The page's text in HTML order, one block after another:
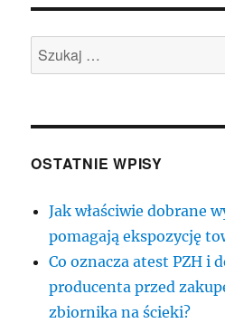
Szukaj:
OSTATNIE WPISY
Jak właściwie dobrane
pomagają ekspozycję
Co oznacza atest PZH i
producenta przed
zbiornika na ścieki?